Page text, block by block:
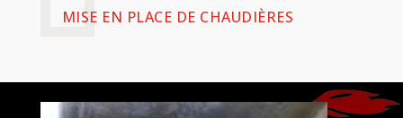
MISE EN PLACE DE CHAUDIÈRES